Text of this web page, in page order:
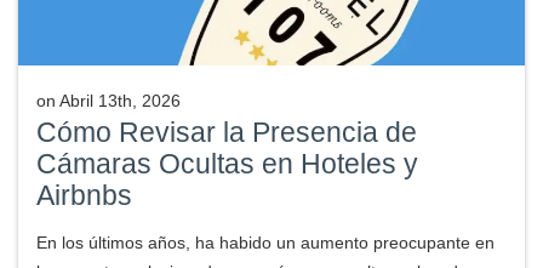
on Abril 13th, 2026
Cómo Revisar la Presencia de
Cámaras Ocultas en Hoteles y
Airbnbs
En los últimos años, ha habido un aumento preocupante en